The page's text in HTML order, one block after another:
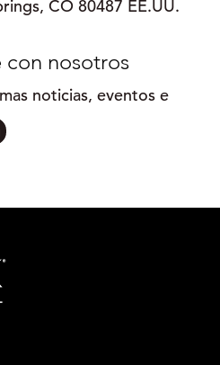
CO 80487 EE.UU.
con nosotros
noticias, eventos e